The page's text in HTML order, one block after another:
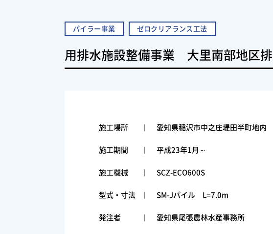
パイラー事業 ゼロクリアランス工法
用排水施設整備事業 大里南部地区
施工場所 愛知県稲沢市中之庄堤田半町地内
施工期間 平成23年1月～
施工機械 SCZ-ECO600S
型式・寸法 SM-Jパイル L=7.0m
発注者 愛知県尾張農林水産事務所